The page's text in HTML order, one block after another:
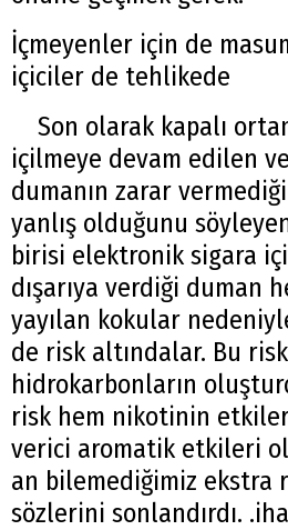
İçmeyenler için de
içiciler de tehlikede
Son olarak kapalı
içilmeye devam edilen ve
dumanın zarar
yanlış olduğunu
birisi elektronik sigara
dışarıya verdiği duman
yayılan kokular
de risk altındalar. Bu
hidrokarbonların
risk hem nikotinin
verici aromatik etkileri
an bilemediğimiz ekstra
sözlerini sonlandırdı. .iha